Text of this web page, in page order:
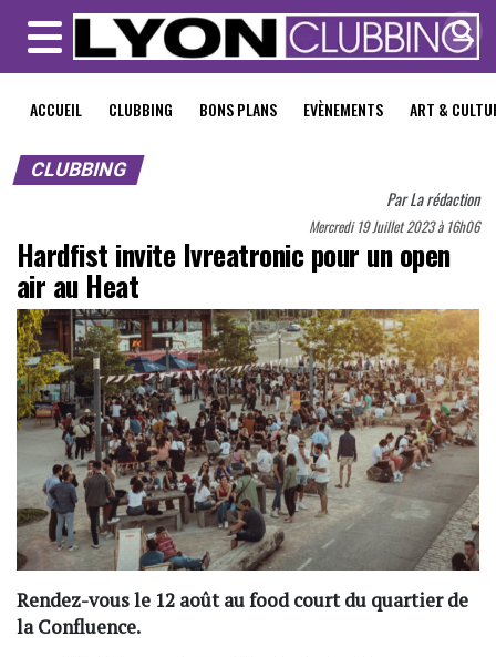
MENU
ACCUEIL CLUBBING BONS PLANS EVÈNEMENTS ART &
CLUBBING
ParLa rédaction
Mercredi 19 Juillet 2023 à 16h06
Hardfist invite Ivreatronic pour un open
air au Heat
Rendez-vous le 12 août au food court du quartier de
la Confluence.